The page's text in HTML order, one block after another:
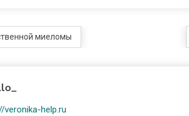
миеломы
veronika-help.ru